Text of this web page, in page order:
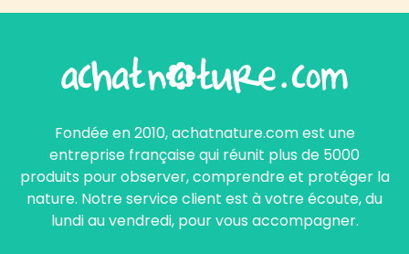
Fondée en 2010, achatnature.com est une
entreprise française qui réunit plus de 5000
produits pour observer, comprendre et protéger la
nature. Notre service client est à votre écoute, du
lundi au vendredi, pour vous accompagner.